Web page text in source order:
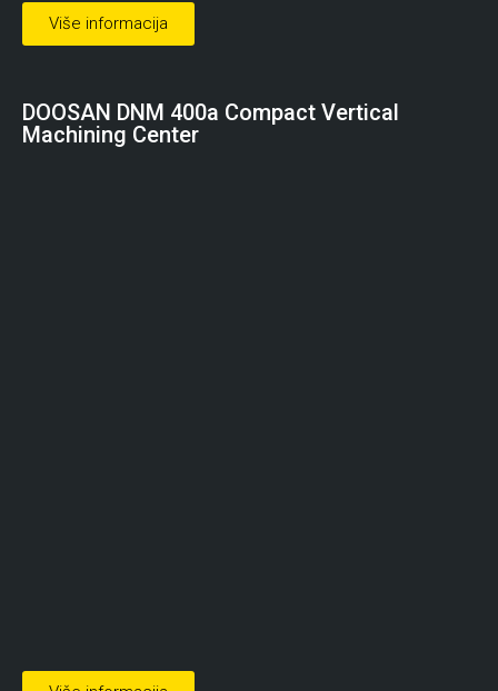
Više informacija
DOOSAN DNM 400a Compact Vertical
Machining Center